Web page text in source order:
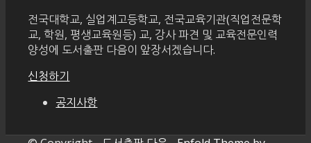
전국대학교, 실업계고등학교, 전국교육기관(직업전문학
교, 학원, 평생교육원등) 교, 강사 파견 및 교육전문인력
양성에 도서출판 다음이 앞장서겠습니다.
신청하기
공지사항